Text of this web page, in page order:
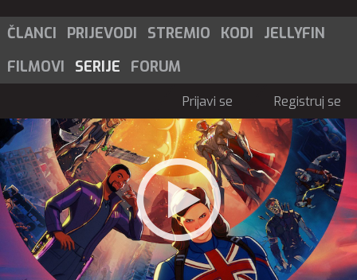
ČLANCI PRIJEVODI STREMIO KODI
JELLYFIN
FILMOVI
SERIJE FORUM
Prijavi se Registruj se